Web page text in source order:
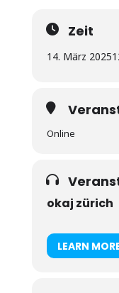
Zeit
14. März 2025
Online
okaj zürich
LEARN